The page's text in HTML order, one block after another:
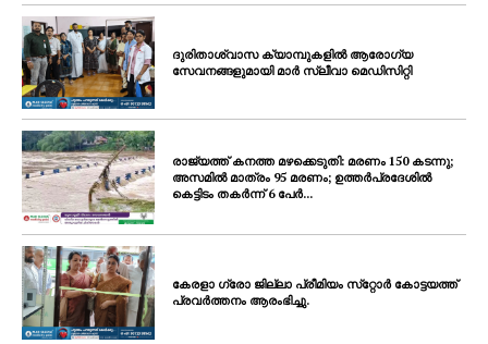
ദുരിതാശ്വാസ ക്യാമ്പുകളിൽ ആരോഗ്യ
സേവനങ്ങളുമായി മാർ സ്ലീവാ മെഡിസിറ്റി
രാജ്യത്ത് കനത്ത മഴക്കെടുതി: മരണം 150 കടന്നു;
അസമിൽ മാത്രം 95 മരണം; ഉത്തർപ്രദേശിൽ
കെട്ടിടം തകർന്ന് 6 പേർ...
കേരളാ ഗ്രോ ജില്ലാ പ്രീമിയം സ്‌റ്റോർ കോട്ടയത്ത്
പ്രവർത്തനം ആരംഭിച്ചു.